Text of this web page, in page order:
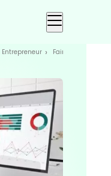
Entrepreneur Faire sa compta